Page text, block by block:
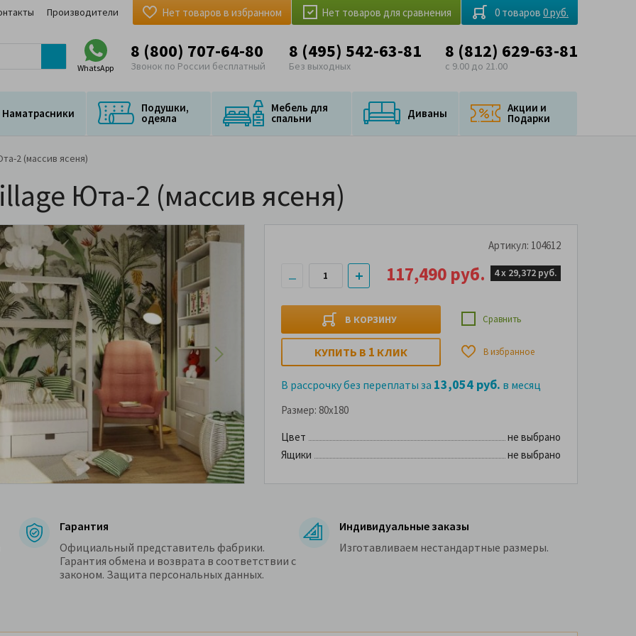
Производители Нет товаров для сравнения
Нет товаров в избранном 0 товаров 0 руб.
WhatsApp
8 (800) 707-64-80
Звонок по России бесплатный
8 (495) 542-63-81
Без выходных
8 (812) 629-63-81
с 9.00 до 21.00
Наматрасники Подушки,
одеяла
Мебель для
спальни Диваны Акции и
Подарки
2 (массив ясеня)
Юта-2 (массив ясеня)
Артикул: 104612
117,490 руб. 4 х 29,372 руб.
В КОРЗИНУ Сравнить
В избранное
КУПИТЬ В 1 КЛИК
В рассрочку без переплаты за 13,054 руб. в месяц
Размер: 80x180
Цвет
не выбрано
Ящики
не выбрано
Гарантия
Официальный представитель фабрики.
Гарантия обмена и возврата в соответствии с
законом. Защита персональных данных.
Индивидуальные заказы
Изготавливаем нестандартные размеры.